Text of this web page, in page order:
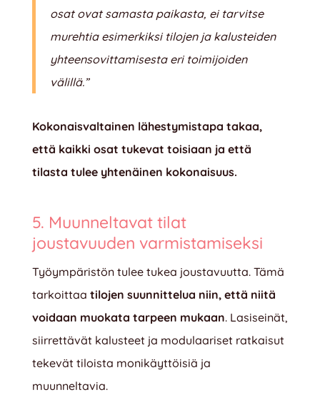
osat ovat samasta paikasta, ei tarvitse
murehtia esimerkiksi tilojen ja kalusteiden
yhteensovittamisesta eri toimijoiden
välillä.”
Kokonaisvaltainen lähestymistapa takaa,
että kaikki osat tukevat toisiaan ja että
tilasta tulee yhtenäinen kokonaisuus.
5. Muunneltavat tilat
joustavuuden varmistamiseksi
Työympäristön tulee tukea joustavuutta. Tämä
tarkoittaa tilojen suunnittelua niin, että niitä
voidaan muokata tarpeen mukaan. Lasiseinät,
siirrettävät kalusteet ja modulaariset ratkaisut
tekevät tiloista monikäyttöisiä ja
muunneltavia.